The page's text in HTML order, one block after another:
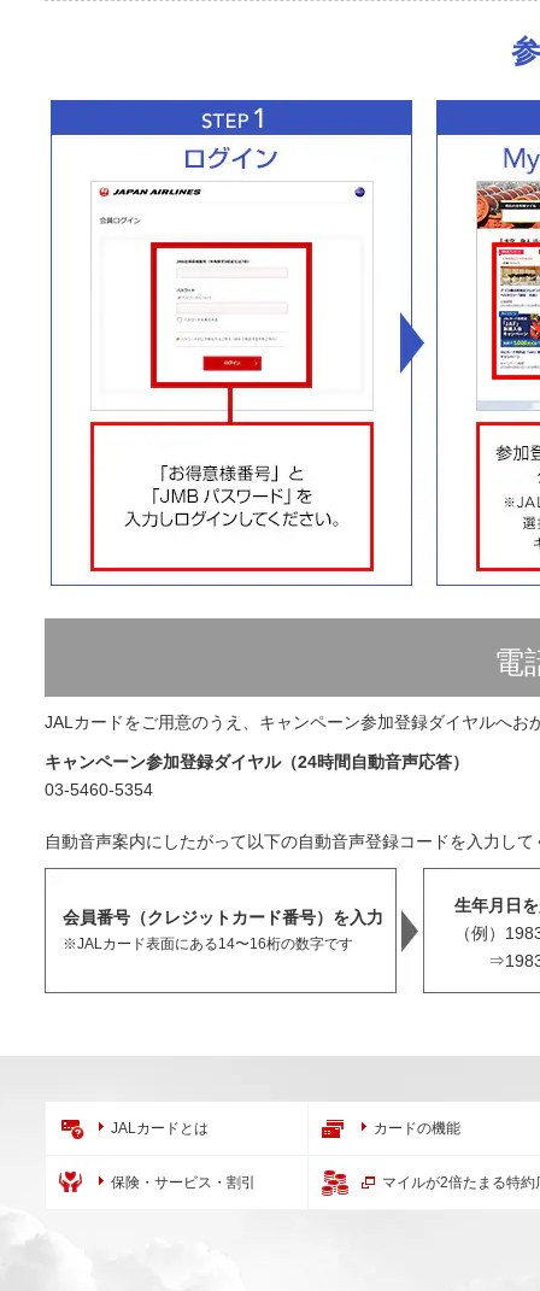
電
JALカードをご用意のうえ、キャンペーン参加登録ダイヤルへお
キャンペーン参加登録ダイヤル（24時間自動音声応答）
03-5460-5354
自動音声案内にしたがって以下の自動音声登録コードを入力して
会員番号（クレジットカード番号）を入力
※JALカード表面にある14〜16桁の数字です
生年月日
（例）
JALカードとは カードの機能
保険・サービス・割引 マイルが2倍たまる特約